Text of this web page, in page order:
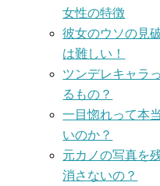
女性の特徴
彼女のウソの見
は難しい！
ツンデレキャラ
るもの？
一目惚れって本
いのか？
元カノの写真を
消さないの？